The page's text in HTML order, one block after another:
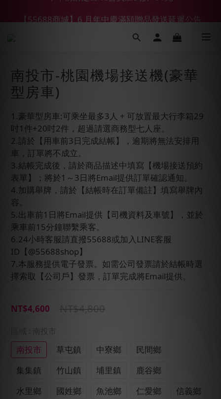
【鑽石熊/金熊新客首購限定】優惠搭車金
南投市-桃園機場接送機(豪華
型房車)
1.豪華型房車:可乘坐最多3人 + 可放置最大行李箱29
吋1件+20吋2件，超過請選商務型七人座。
2.請於【用車前3日完成結帳】，逾期將無法安排用
車，訂單將不成立。
3.結帳完成後，請於商品描述中填寫【機場接送預約
表單】；將於1～3日將Email提供訂單確認通知。
4.加購舉牌，請於【結帳時在訂單備註】填寫舉牌內
容。
5.出車前1日將Email提供【司機資料及車號】，並於
乘車前15分鐘聯繫乘客。
6.24小時客服請直撥55688或加入LINE客服
ID【@55688shop】
7.本服務提供電子發票。如需公司發票請於結帳時選
擇索取【公司戶】發票，訂單完成將Email提供。
NT$4,800
NT$4,600
南投市 草屯鎮 中寮鄉
民間鄉
集集鎮
竹山鎮 埔里鎮
鹿谷鄉
水里鄉
國姓鄉 魚池鄉 仁愛鄉 信義鄉